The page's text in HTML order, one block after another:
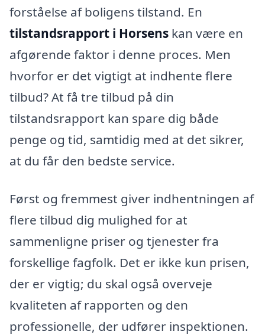
forståelse af boligens tilstand. En
tilstandsrapport i Horsens kan være en
afgørende faktor i denne proces. Men
hvorfor er det vigtigt at indhente flere
tilbud? At få tre tilbud på din
tilstandsrapport kan spare dig både
penge og tid, samtidig med at det sikrer,
at du får den bedste service.
Først og fremmest giver indhentningen af
flere tilbud dig mulighed for at
sammenligne priser og tjenester fra
forskellige fagfolk. Det er ikke kun prisen,
der er vigtig; du skal også overveje
kvaliteten af rapporten og den
professionelle, der udfører inspektionen.